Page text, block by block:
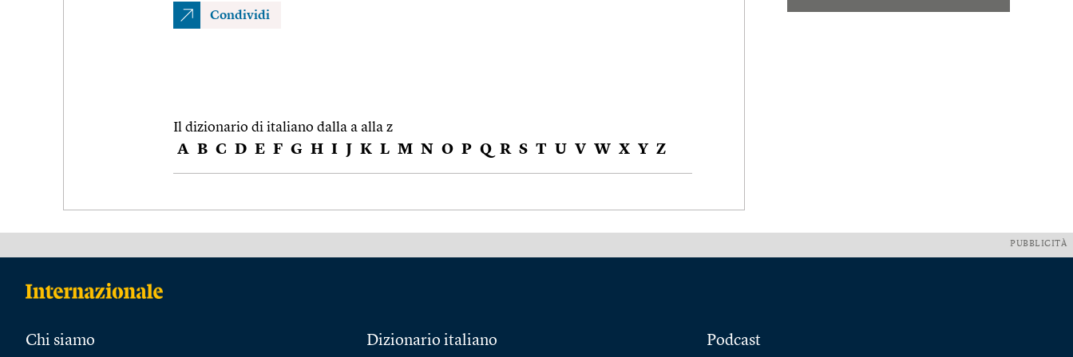
Condividi
Il dizionario di italiano dalla a alla z
A B C D E F G H I J K L M N O P Q R S T U V W X Y Z
PUBBLICITÀ
Chi siamo Dizionario italiano Podcast